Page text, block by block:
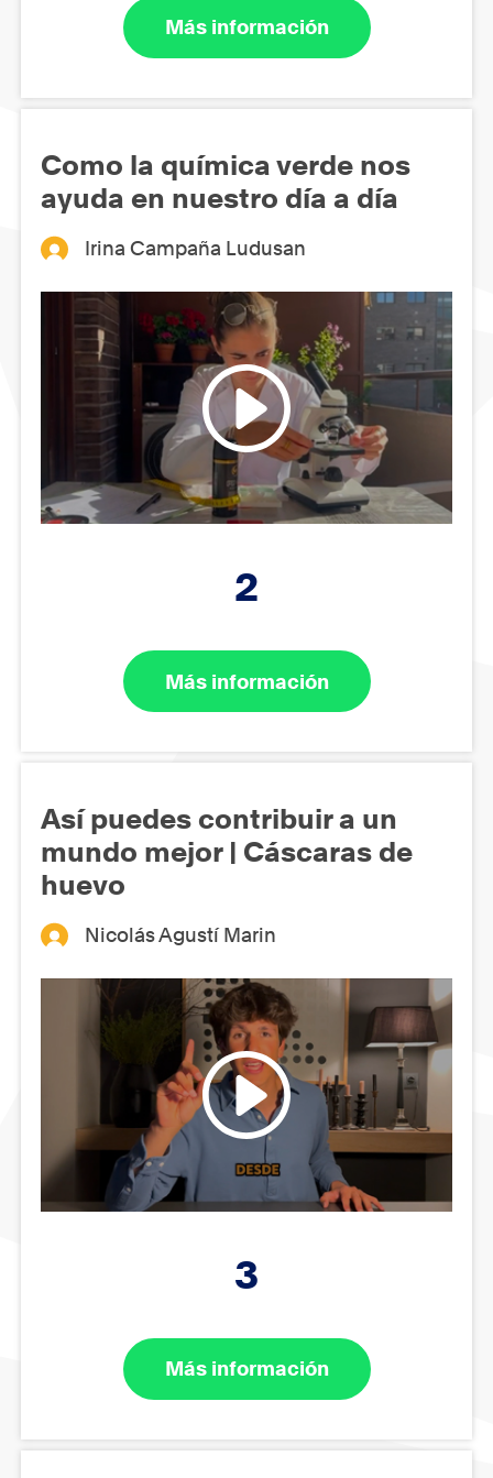
Más información
Como la química verde nos
ayuda en nuestro día a día
Irina Campaña Ludusan
2
Más información
Así puedes contribuir a un
mundo mejor | Cáscaras de
huevo
Nicolás Agustí Marin
3
Más información